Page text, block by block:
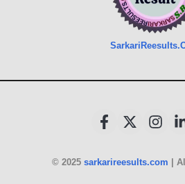
© 2025 sarkarireesults.com |